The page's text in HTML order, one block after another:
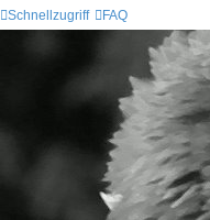
Schnellzugriff FAQ